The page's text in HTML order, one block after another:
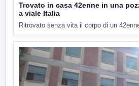
Trovato in casa 42enne in una
a viale Italia
Ritrovato senza vita il corpo di un